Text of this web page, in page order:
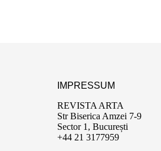
IMPRESSUM
REVISTA ARTA
Str Biserica Amzei 7-9
Sector 1, București
+44 21 3177959